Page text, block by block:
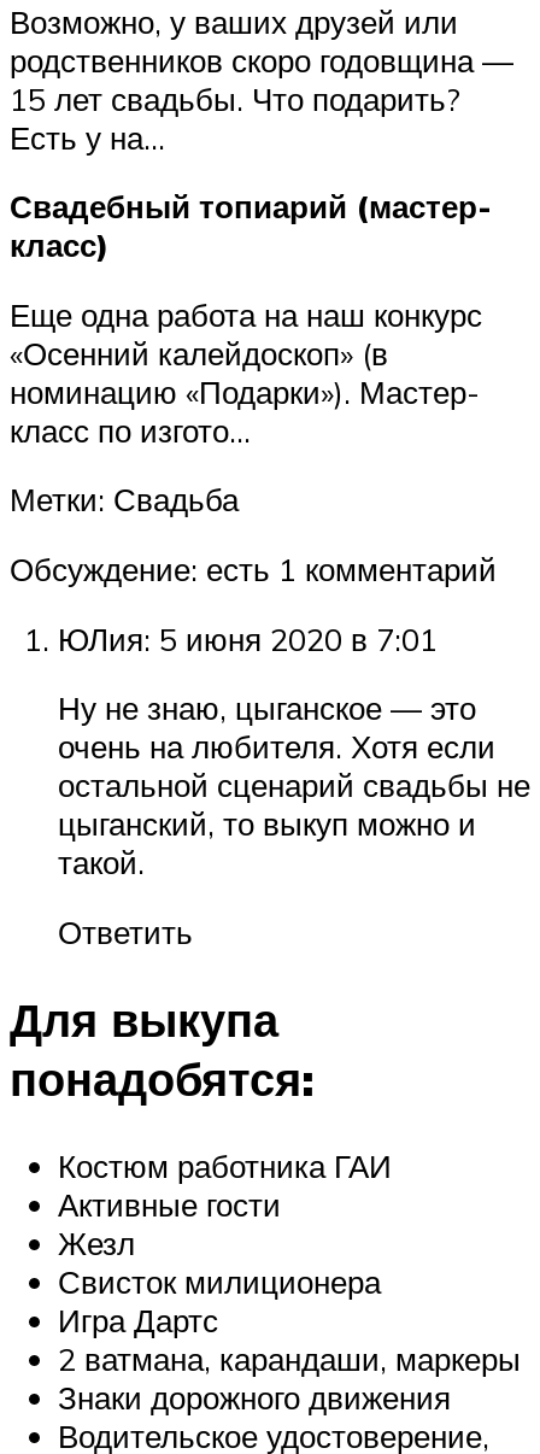
Возможно, у ваших друзей или
родственников скоро годовщина —
15 лет свадьбы. Что подарить?
Есть у на…
Свадебный топиарий (мастер-
класс)
Еще одна работа на наш конкурс
«Осенний калейдоскоп» (в
номинацию «Подарки»). Мастер-
класс по изгото…
Метки: Свадьба
Обсуждение: есть 1 комментарий
ЮЛия: 5 июня 2020 в 7:01
Ну не знаю, цыганское — это
очень на любителя. Хотя если
остальной сценарий свадьбы не
цыганский, то выкуп можно и
такой.
Ответить
Для выкупа
понадобятся:
Костюм работника ГАИ
Активные гости
Жезл
Свисток милиционера
Игра Дартс
2 ватмана, карандаши, маркеры
Знаки дорожного движения
Водительское удостоверение,